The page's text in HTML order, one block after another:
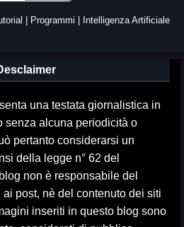
| Programmi | Intelligenza Artificiale
una testata giornalistica in
senza alcuna periodicità o
pertanto considerarsi un
della legge n° 62 del
non è responsabile del
post, nè del contenuto dei siti
inseriti in questo blog sono